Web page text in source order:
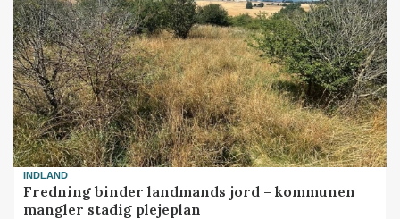
INDLAND
Fredning binder landmands jord – kommunen
mangler stadig plejeplan